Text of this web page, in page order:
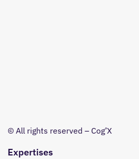
© All rights reserved – Cog’X
Expertises